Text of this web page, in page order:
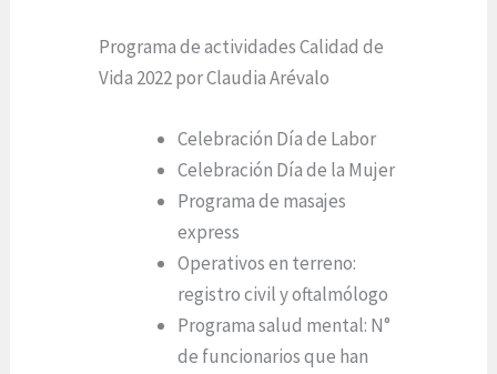
Programa de actividades Calidad de
Vida 2022 por Claudia Arévalo
Celebración Día de Labor
Celebración Día de la Mujer
Programa de masajes
express
Operativos en terreno:
registro civil y oftalmólogo
Programa salud mental: N°
de funcionarios que han